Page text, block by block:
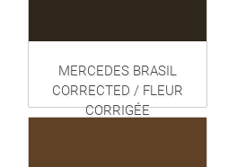
MERCEDES BRASIL
CORRECTED / FLEUR
CORRIGÉE